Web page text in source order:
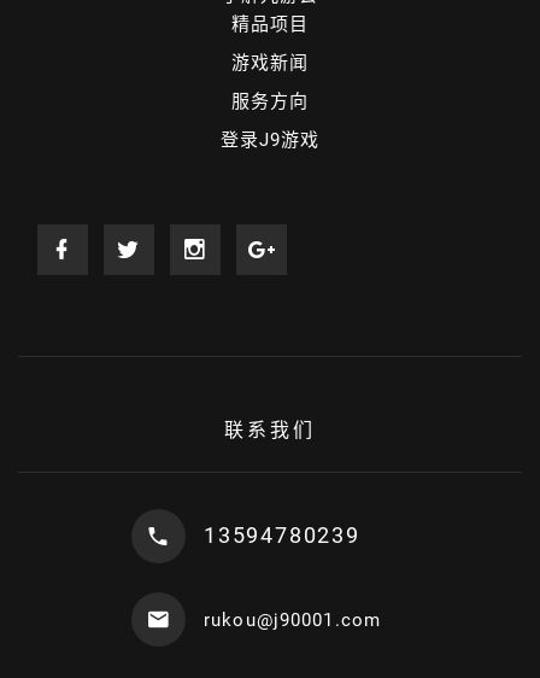
精品项目
游戏新闻
服务方向
登录J9游戏
联系我们
13594780239
rukou@j90001.com